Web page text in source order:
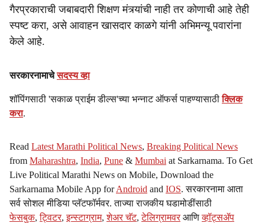
गैरप्रकाराची जबाबदारी शिक्षण मंत्र्यांची नाही तर कोणाची आहे तेही
स्पष्ट करा, असे आवाहन खासदार काळगे यांनी अभिमन्यू पवारांना
केले आहे.
सरकारनामाचेसदस्य व्हा
शॉपिंगसाठी 'सकाळ प्राईम डील्स'च्या भन्नाट ऑफर्स पाहण्यासाठीक्लिक
करा.
Read Latest Marathi Political News, Breaking Political News
from Maharashtra, India, Pune & Mumbai at Sarkarnama. To Get
Live Political Marathi News on Mobile, Download the
Sarkarnama Mobile App forAndroid and IOS. सरकारनामा आता
सर्व सोशल मीडिया प्लॅटफॉर्मवर. ताज्या राजकीय घडामोडींसाठी
फेसबुक,ट्विटर,इन्स्टाग्राम,शेअर चॅट,टेलिग्रामवर आणिव्हॉट्सॲप